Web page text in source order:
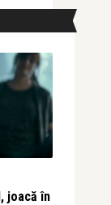
joacă în